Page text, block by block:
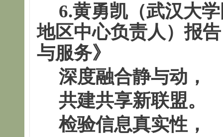
6.黄勇凯（武汉大
地区中心负责人）报
与服务》
深度融合静与动，
共建共享新联盟。
检验信息真实性，